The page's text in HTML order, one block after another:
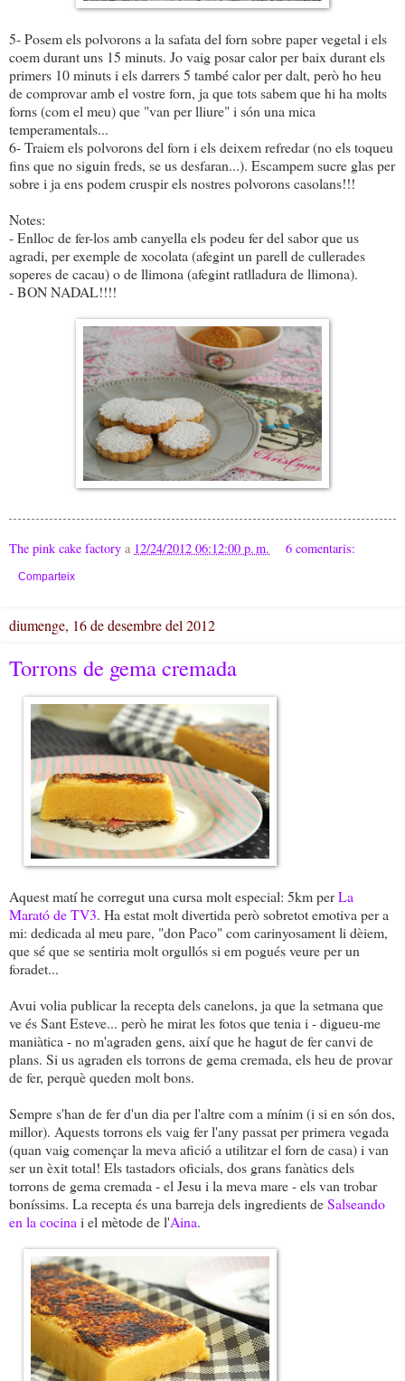
5- Posem els polvorons a la safata del forn sobre paper vegetal i els
coem durant uns 15 minuts. Jo vaig posar calor per baix durant els
primers 10 minuts i els darrers 5 també calor per dalt, però ho heu
de comprovar amb el vostre forn, ja que tots sabem que hi ha molts
forns (com el meu) que "van per lliure" i són una mica
temperamentals...
6- Traiem els polvorons del forn i els deixem refredar (no els toqueu
fins que no siguin freds, se us desfaran...). Escampem sucre glas per
sobre i ja ens podem cruspir els nostres polvorons casolans!!!
Notes:
- Enlloc de fer-los amb canyella els podeu fer del sabor que us
agradi, per exemple de xocolata (afegint un parell de cullerades
soperes de cacau) o de llimona (afegint ratlladura de llimona).
- BON NADAL!!!!
The pink cake factory a 12/24/2012 06:12:00 p. m. 6 comentaris:
Comparteix
diumenge, 16 de desembre del 2012
Torrons de gema cremada
Aquest matí he corregut una cursa molt especial: 5km perLa
Marató de TV3. Ha estat molt divertida però sobretot emotiva per a
mi: dedicada al meu pare, "don Paco" com carinyosament li dèiem,
que sé que se sentiria molt orgullós si em pogués veure per un
foradet...
Avui volia publicar la recepta dels canelons, ja que la setmana que
ve és Sant Esteve... però he mirat les fotos que tenia i - digueu-me
maniàtica - no m'agraden gens, així que he hagut de fer canvi de
plans. Si us agraden els torrons de gema cremada, els heu de provar
de fer, perquè queden molt bons.
Sempre s'han de fer d'un dia per l'altre com a mínim (i si en són dos,
millor). Aquests torrons els vaig fer l'any passat per primera vegada
(quan vaig començar la meva afició a utilitzar el forn de casa) i van
ser un èxit total! Els tastadors oficials, dos grans fanàtics dels
torrons de gema cremada - el Jesu i la meva mare - els van trobar
boníssims. La recepta és una barreja dels ingredients deSalseando
en la cocina i el mètode de l'Aina.